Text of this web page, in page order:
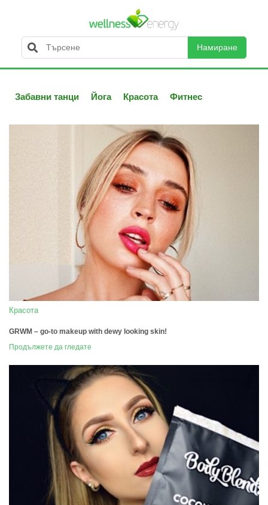
Намиране
Забавни танци Йога Красота Фитнес
Красота
GRWM – go-to makeup with dewy looking skin!
Продължете да гледате